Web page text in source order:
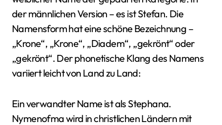
der männlichen Version – es ist Stefan. Die
Namensform hat eine schöne Bezeichnung –
„Krone“, „Krone“, „Diadem“, „gekrönt“ oder
„gekrönt“. Der phonetische Klang des Namens
variiert leicht von Land zu Land:
Ein verwandter Name ist als Stephana.
Nymenofma wird in christlichen Ländern mit